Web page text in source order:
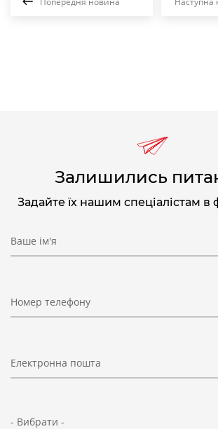
Залишились
Задайте їх нашим спеціалістам
Ваше ім'я
Номер телефону
Електронна пошта
- Вибрати -